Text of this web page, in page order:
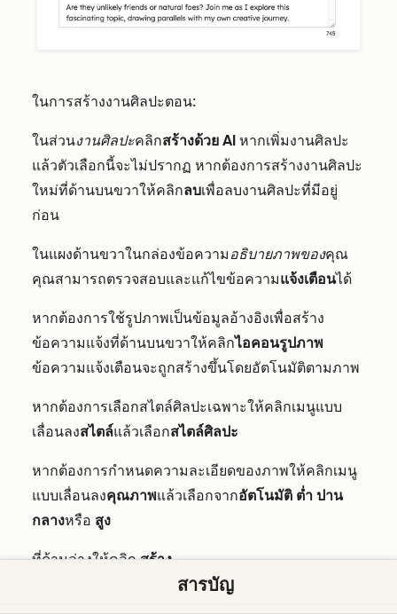
ในการสร้างงานศิลปะตอน:
ในส่วนงานศิลปะคลิกสร้างด้วย AI หากเพิ่มงานศิลปะ
แล้วตัวเลือกนี้จะไม่ปรากฏ หากต้องการสร้างงานศิลปะ
ใหม่ที่ด้านบนขวาให้คลิกลบเพื่อลบงานศิลปะที่มีอยู่
ก่อน
ในแผงด้านขวาในกล่องข้อความ อธิบายภาพของคุณ
คุณสามารถตรวจสอบและแก้ไขข้อความแจ้งเตือนได้
หากต้องการใช้รูปภาพเป็นข้อมูลอ้างอิงเพื่อสร้าง
ข้อความแจ้งที่ด้านบนขวาให้คลิกไอคอนรูปภาพ
ข้อความแจ้งเตือนจะถูกสร้างขึ้นโดยอัตโนมัติตามภาพ
หากต้องการเลือกสไตล์ศิลปะเฉพาะให้คลิกเมนูแบบ
เลื่อนลงสไตล์แล้วเลือกสไตล์ศิลปะ
หากต้องการกำหนดความละเอียดของภาพให้คลิกเมนู
แบบเลื่อนลงคุณภาพแล้วเลือกจากอัตโนมัติ ต่ำ ปาน
กลางหรือ สูง
ที่ด้านล่างให้คลิกสร้าง
วางเมาส์เหนือภาพที่คุณต้องการใช้และเลือกช่อง
สารบัญ